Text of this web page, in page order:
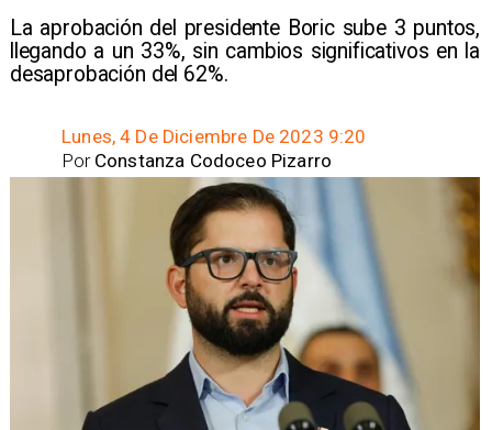
La aprobación del presidente Boric sube 3 puntos,
llegando a un 33%, sin cambios significativos en la
desaprobación del 62%.
Lunes, 4 De Diciembre De 2023 9:20
Constanza Codoceo Pizarro
Por